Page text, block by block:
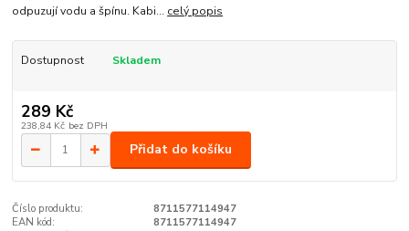
odpuzují vodu a špínu. Kabi... celý popis
Dostupnost Skladem
289 Kč
238,84 Kč bez DPH
Přidat do košíku
Číslo produktu:
8711577114947
EAN kód:
8711577114947